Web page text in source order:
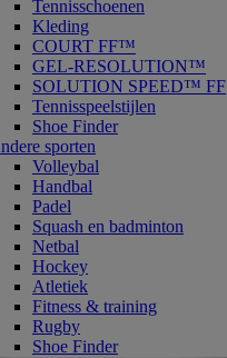
Tennisschoenen
Kleding
COURT FF™
GEL-RESOLUTION™
SOLUTION SPEED™ FF
Tennisspeelstijlen
Shoe Finder
sporten
Volleybal
Handbal
Padel
Squash en badminton
Netbal
Hockey
Atletiek
Fitness & training
Rugby
Shoe Finder